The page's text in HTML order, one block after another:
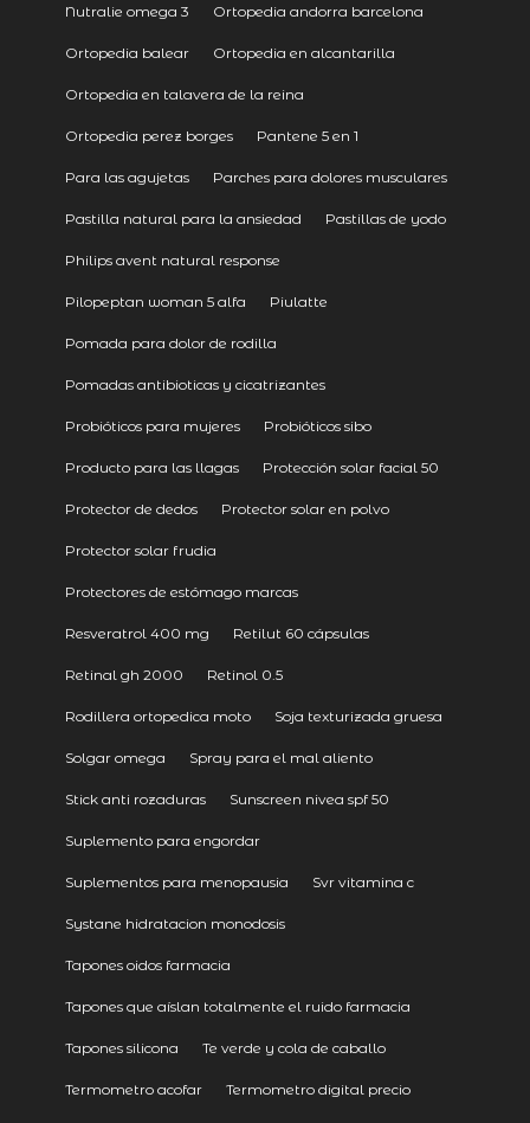
Nutralie omega 3 Ortopedia andorra barcelona
Ortopedia balear Ortopedia en alcantarilla
Ortopedia en talavera de la reina
Ortopedia perez borges Pantene 5 en 1
Para las agujetas Parches para dolores musculares
Pastilla natural para la ansiedad Pastillas de yodo
Philips avent natural response
Pilopeptan woman 5 alfa Piulatte
Pomada para dolor de rodilla
Pomadas antibioticas y cicatrizantes
Probióticos para mujeres Probióticos sibo
Producto para las llagas Protección solar facial 50
Protector de dedos Protector solar en polvo
Protector solar frudia
Protectores de estómago marcas
Resveratrol 400 mg Retilut 60 cápsulas
Retinal gh 2000 Retinol 0.5
Rodillera ortopedica moto Soja texturizada gruesa
Solgar omega Spray para el mal aliento
Stick anti rozaduras Sunscreen nivea spf 50
Suplemento para engordar
Suplementos para menopausia Svr vitamina c
Systane hidratacion monodosis
Tapones oidos farmacia
Tapones que aíslan totalmente el ruido farmacia
Tapones silicona Te verde y cola de caballo
Termometro acofar Termometro digital precio